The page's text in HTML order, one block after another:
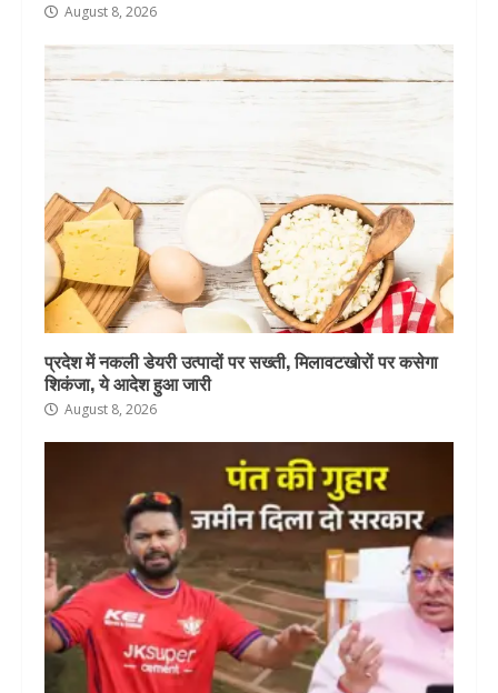
August 8, 2026
प्रदेश में नकली डेयरी उत्पादों पर सख्ती, मिलावटखोरों पर कसेगा
शिकंजा, ये आदेश हुआ जारी
August 8, 2026